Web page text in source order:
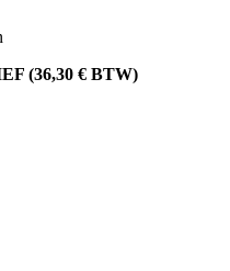
(36,30 € BTW)